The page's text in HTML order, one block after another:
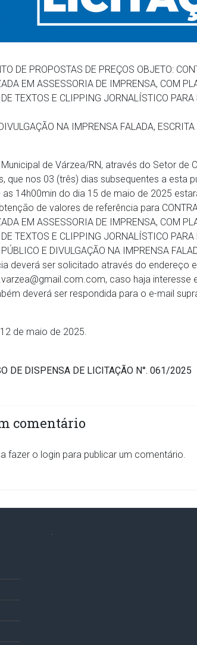
DE PROPOSTAS DE PREÇOS OBJETO:
EM ASSESSORIA DE IMPRENSA, COM
TEXTOS E CLIPPING JORNALÍSTICO PARA
NA IMPRENSA FALADA,
de Várzea/RN, através do Setor de
que nos 03 (três) dias subsequentes a esta
as 14h00min do dia 15 de maio de 2025
de valores de referência para
EM ASSESSORIA DE IMPRENSA, COM
TEXTOS E CLIPPING JORNALÍSTICO PARA
E DIVULGAÇÃO NA IMPRENSA
deverá ser solicitado através do endereço
caso haja interesse
deverá ser respondida para o e-mail
de maio de 2025.
DE DISPENSA DE LICITAÇÃO N°. 061/2025
comentário
fazer o login para publicar um comentário.